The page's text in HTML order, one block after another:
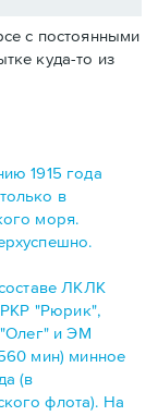
с постоянными
куда-то из
1915 года
в
моря.
ЛКЛК
"Рюрик",
и ЭМ
мин) минное
(в
флота). На